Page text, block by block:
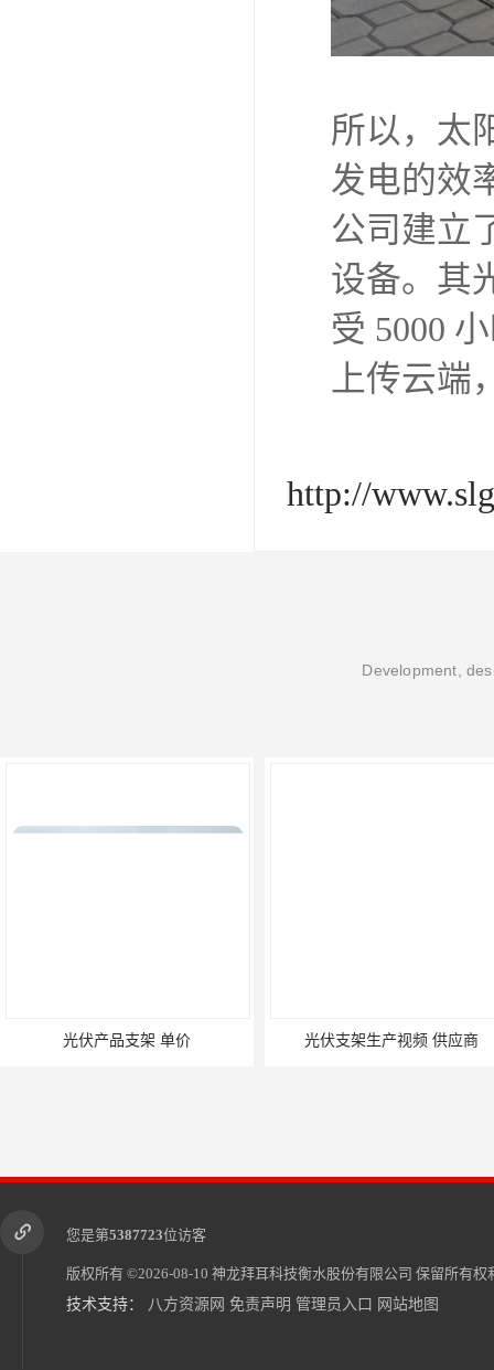
所以，太
发电的效
公司建立
设备。其
受 5000
上传云
http://
Development,
光伏产品支架 单价 光伏支架生产视频 供应商
您是第5387723位访客
版权所有 ©2026-08-10 神龙拜耳科技衡水股份有限公司 保留所有权
技术支持：
八方资源网 免责声明 管理员入口 网站地图